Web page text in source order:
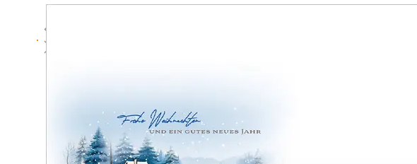
Ende
der
Bildergalerie